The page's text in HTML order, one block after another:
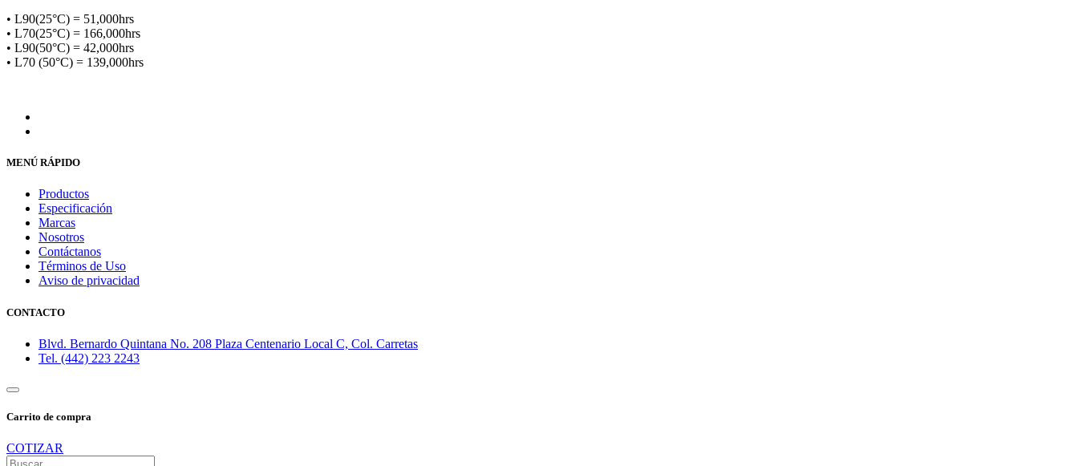
• L90(25°C) = 51,000hrs
• L70(25°C) = 166,000hrs
• L90(50°C) = 42,000hrs
• L70 (50°C) = 139,000hrs
MENÚ RÁPIDO
Productos
Especificación
Marcas
Nosotros
Contáctanos
Términos de Uso
Aviso de privacidad
CONTACTO
Blvd. Bernardo Quintana No. 208 Plaza Centenario Local C, Col. Carretas
Tel. (442) 223 2243
Carrito de compra
COTIZAR